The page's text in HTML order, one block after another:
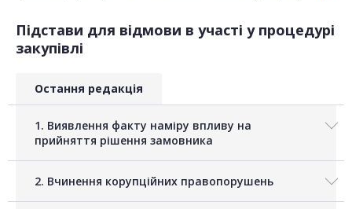
Підстави для відмови в участі у процедурі
закупівлі
Остання редакція
1. Виявлення факту наміру впливу на
прийняття рішення замовника
2. Вчинення корупційних правопорушень